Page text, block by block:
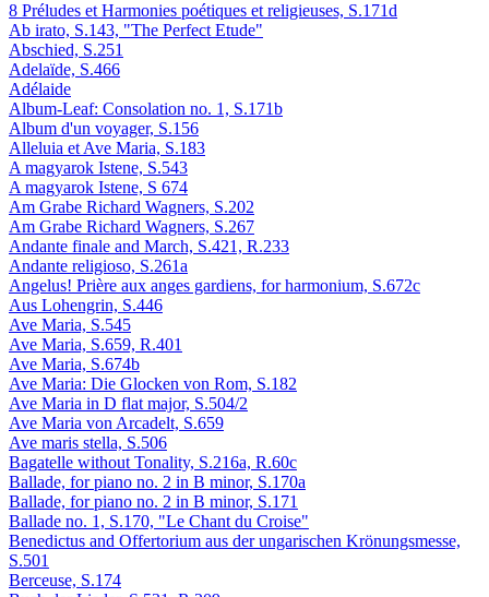
8 Préludes et Harmonies poétiques et religieuses, S.171d
Ab irato, S.143, "The Perfect Etude"
Abschied, S.251
Adelaïde, S.466
Adélaide
Album-Leaf: Consolation no. 1, S.171b
Album d'un voyager, S.156
Alleluia et Ave Maria, S.183
A magyarok Istene, S.543
A magyarok Istene, S 674
Am Grabe Richard Wagners, S.202
Am Grabe Richard Wagners, S.267
Andante finale and March, S.421, R.233
Andante religioso, S.261a
Angelus! Prière aux anges gardiens, for harmonium, S.672c
Aus Lohengrin, S.446
Ave Maria, S.545
Ave Maria, S.659, R.401
Ave Maria, S.674b
Ave Maria: Die Glocken von Rom, S.182
Ave Maria in D flat major, S.504/2
Ave Maria von Arcadelt, S.659
Ave maris stella, S.506
Bagatelle without Tonality, S.216a, R.60c
Ballade, for piano no. 2 in B minor, S.170a
Ballade, for piano no. 2 in B minor, S.171
Ballade no. 1, S.170, "Le Chant du Croise"
Benedictus and Offertorium aus der ungarischen Krönungsmesse,
S.501
Berceuse, S.174